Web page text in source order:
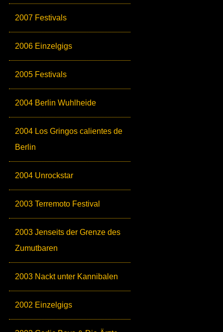
2007 Festivals
2006 Einzelgigs
2005 Festivals
2004 Berlin Wuhlheide
2004 Los Gringos calientes de
Berlin
2004 Unrockstar
2003 Terremoto Festival
2003 Jenseits der Grenze des
Zumutbaren
2003 Nackt unter Kannibalen
2002 Einzelgigs